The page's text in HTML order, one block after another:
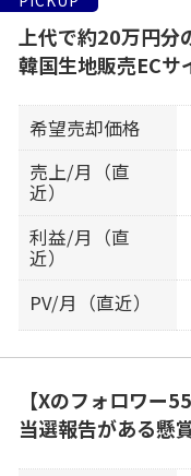
上代で約20万円分
韓国生地販売ECサ
希望売却価格
売上/月（直
近）
利益/月（直
近）
PV/月（直近）
【Xのフォロワー
当選報告がある懸